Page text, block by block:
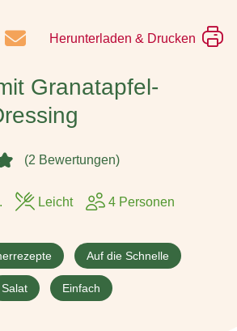
Herunterladen & Drucken
Granatapfel-
(2 Bewertungen)
Leicht 4 Personen
Auf die Schnelle
Salat Einfach